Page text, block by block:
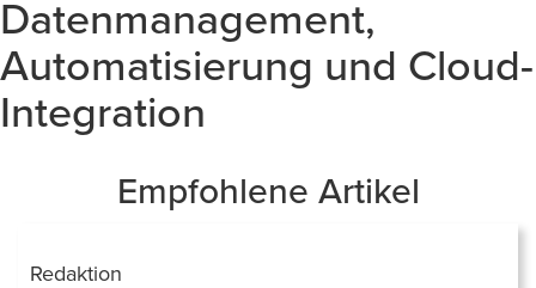
Datenmanagement,
Automatisierung und Cloud-
Integration
Empfohlene Artikel
Redaktion